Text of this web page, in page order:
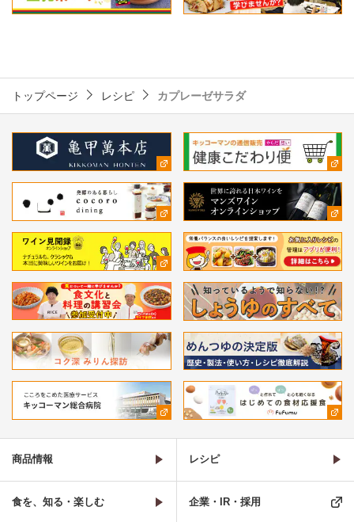
トップページ レシピ カプレーゼサラダ
商品情報 レシピ
食を、知る・楽しむ 企業・IR・採用